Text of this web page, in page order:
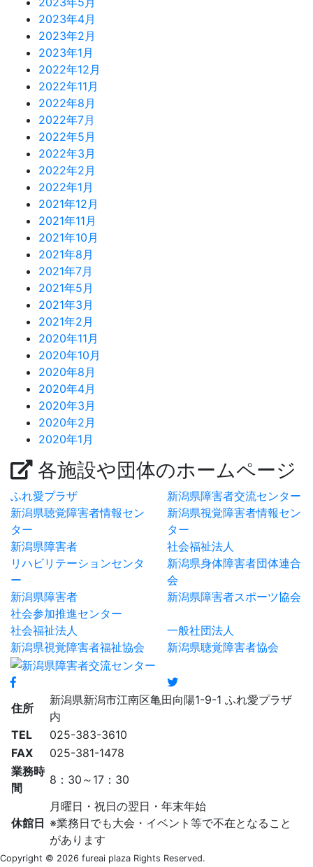
2023年4月
2023年2月
2023年1月
2022年12月
2022年11月
2022年8月
2022年7月
2022年5月
2022年3月
2022年2月
2022年1月
2021年12月
2021年11月
2021年10月
2021年8月
2021年7月
2021年5月
2021年3月
2021年2月
2020年11月
2020年10月
2020年8月
2020年4月
2020年3月
2020年2月
2020年1月
各施設や団体のホームページ
ふれ愛プラザ
新潟県障害者交流センター
新潟県聴覚障害者情報セン
ター
新潟県視覚障害者情報セン
ター
新潟県障害者
リハビリテーションセンタ
ー
社会福祉法人
新潟県身体障害者団体連合
会
新潟県障害者
社会参加推進センター
新潟県障害者スポーツ協会
社会福祉法人
新潟県視覚障害者福祉協会
一般社団法人
新潟県聴覚障害者協会
住所
新潟県新潟市江南区亀田向陽1-9-1 ふれ愛プラザ
内
TEL
025-383-3610
FAX
025-381-1478
業務時
間
8：30～17：30
休館日
月曜日・祝日の翌日・年末年始
※業務日でも大会・イベント等で不在となること
があります
Copyright © 2026 fureai plaza Rights Reserved.